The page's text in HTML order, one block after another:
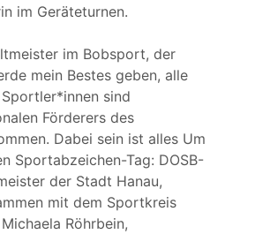
im Geräteturnen.
im Bobsport, der
mein Bestes geben, alle
sind
Förderers des
Dabei sein ist alles Um
Sportabzeichen-Tag: DOSB-
der Stadt Hanau,
mit dem Sportkreis
Röhrbein,